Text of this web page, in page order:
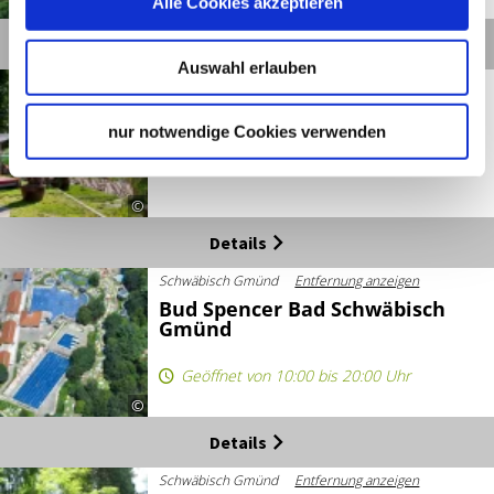
Auswahl erlauben
nur notwendige Cookies verwenden
Details
©
Blühender Stadtrundgang
Schwäbisch Gmünd
Details
©
Schwäbisch Gmünd Entfernung anzeigen
Bud Spencer Bad Schwäbisch
Gmünd
Geöffnet von 10:00 bis 20:00 Uhr
Details
Schwäbisch Gmünd Entfernung anzeigen